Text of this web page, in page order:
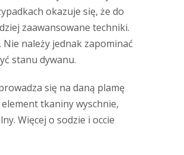
okazuje się, że do
zaawansowane techniki.
Nie należy jednak zapominać
stanu dywanu.
się na daną plamę
tkaniny wyschnie,
Więcej o sodzie i occie